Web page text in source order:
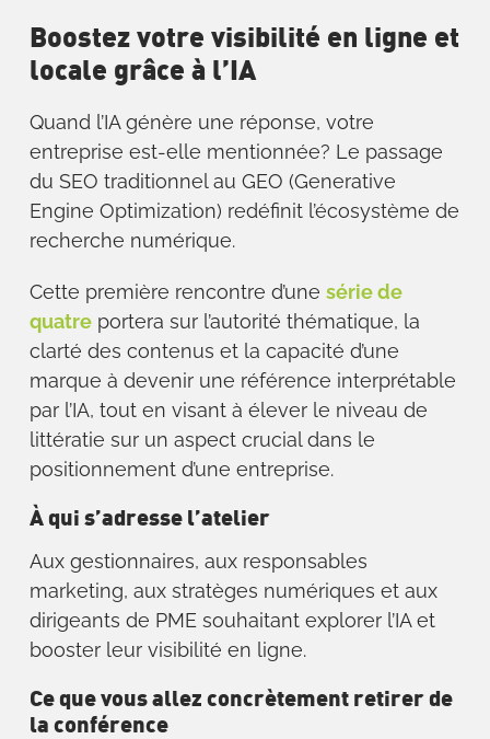
Boostez votre visibilité en ligne et
locale grâce à l’IA
Quand l’IA génère une réponse, votre
entreprise est-elle mentionnée? Le passage
du SEO traditionnel au GEO (Generative
Engine Optimization) redéfinit l’écosystème de
recherche numérique.
Cette première rencontre d’une série de
quatreportera sur l’autorité thématique, la
clarté des contenus et la capacité d’une
marque à devenir une référence interprétable
par l’IA, tout en visant à élever le niveau de
littératie sur un aspect crucial dans le
positionnement d’une entreprise.
À qui s’adresse l’atelier
Aux gestionnaires, aux responsables
marketing, aux stratèges numériques et aux
dirigeants de PME souhaitant explorer l’IA et
booster leur visibilité en ligne.
Ce que vous allez concrètement retirer de
la conférence